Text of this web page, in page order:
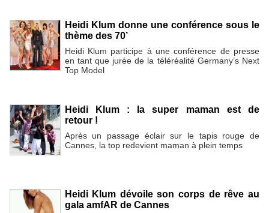
Heidi Klum donne une conférence sous le
thème des 70’
Heidi Klum participe à une conférence de presse
en tant que jurée de la téléréalité Germany’s Next
Top Model
Heidi Klum : la super maman est de
retour !
Après un passage éclair sur le tapis rouge de
Cannes, la top redevient maman à plein temps
Heidi Klum dévoile son corps de rêve au
gala amfAR de Cannes